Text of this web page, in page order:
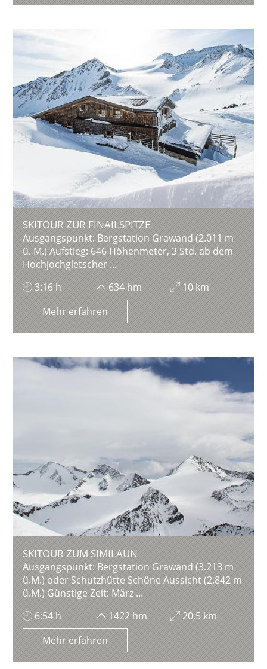
SKITOUR ZUR FINAILSPITZE
Ausgangspunkt: Bergstation Grawand (2.011 m
ü. M.) Aufstieg: 646 Höhenmeter, 3 Std. ab dem
Hochjochgletscher ...
3:16 h
634 hm
10 km
Mehr erfahren
SKITOUR ZUM SIMILAUN
Ausgangspunkt: Bergstation Grawand (3.213 m
ü.M.) oder Schutzhütte Schöne Aussicht (2.842 m
ü.M.) Günstige Zeit: März ...
6:54 h
1422 hm
20,5 km
Mehr erfahren